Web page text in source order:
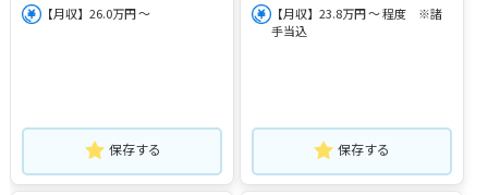
【月収】26.0万円 ～
保存する
【月収】23.8万円 ～ 程度 ※諸
手当込
保存する